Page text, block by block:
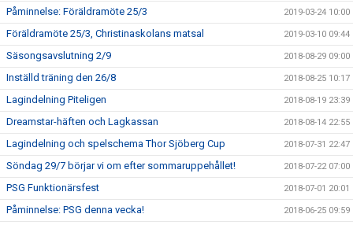
Påminnelse: Föräldramöte 25/3 2019-03-24 10:00
Föräldramöte 25/3, Christinaskolans matsal 2019-03-10 09:44
Säsongsavslutning 2/9 2018-08-29 09:00
Inställd träning den 26/8 2018-08-25 10:17
Lagindelning Piteligen 2018-08-19 23:39
Dreamstar-häften och Lagkassan 2018-08-14 22:55
Lagindelning och spelschema Thor Sjöberg Cup 2018-07-31 22:47
Söndag 29/7 börjar vi om efter sommaruppehållet! 2018-07-22 07:00
PSG Funktionärsfest 2018-07-01 20:01
Påminnelse: PSG denna vecka! 2018-06-25 09:59